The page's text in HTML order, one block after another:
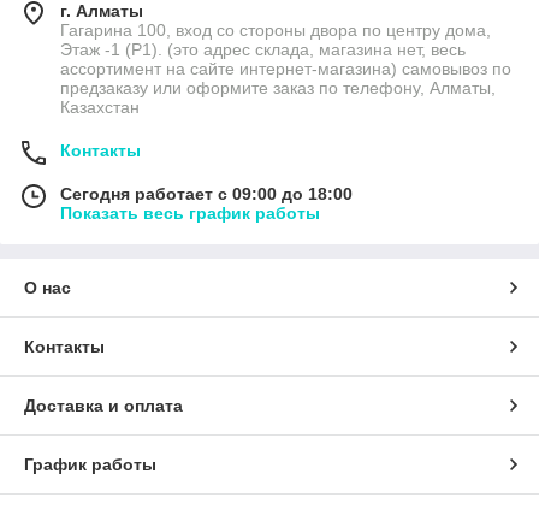
г. Алматы
Гагарина 100, вход со стороны двора по центру дома,
Этаж -1 (P1). (это адрес склада, магазина нет, весь
ассортимент на сайте интернет-магазина) самовывоз по
предзаказу или оформите заказ по телефону, Алматы,
Казахстан
Контакты
Сегодня работает с 09:00 до 18:00
Показать весь график работы
О нас
Контакты
Доставка и оплата
График работы